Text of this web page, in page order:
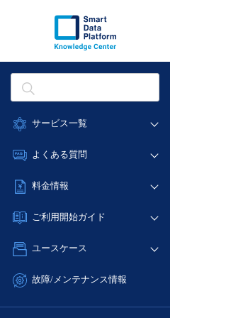
サービス一覧
データ利活用
ネットワーク
IoT
サポート
管理機能
よくある質問
データ利活用
ネットワーク
IoT
サポート
管理機能
料金情報
料金シミュレーター
クラウド/サーバー
ネットワーク
ご利用開始ガイド
■ 管理機能
ユースケース
- バックアップ
故障/メンテナンス情報
サービス稼働状況